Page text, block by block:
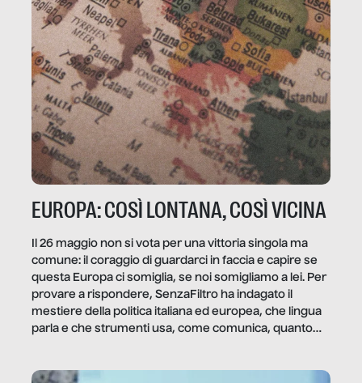
EUROPA: COSÌ LONTANA, COSÌ VICINA
Il 26 maggio non si vota per una vittoria singola ma
comune: il coraggio di guardarci in faccia e capire se
questa Europa ci somiglia, se noi somigliamo a lei. Per
provare a rispondere, SenzaFiltro ha indagato il
mestiere della politica italiana ed europea, che lingua
parla e che strumenti usa, come comunica, quanto